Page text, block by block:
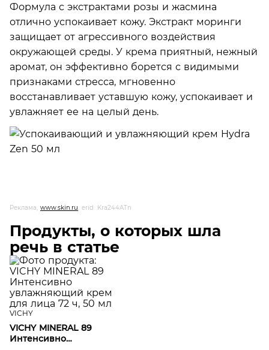
Формула с экстрактами розы и жасмина
отлично успокаивает кожу. Экстракт моринги
защищает от агрессивного воздействия
окружающей среды. У крема приятный, нежный
аромат, он эффективно борется с видимыми
признаками стресса, мгновенно
восстанавливает уставшую кожу, успокаивает и
увлажняет ее на целый день.
Реклама, www.skin.ru, erid: Kra244ATn
Продукты, о которых шла
речь в статье
VICHY
VICHY MINERAL 89
Интенсивно